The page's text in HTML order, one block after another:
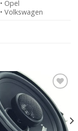
• Opel
• Volkswagen
Ajouter
à la
wishlist